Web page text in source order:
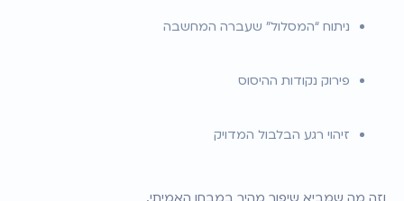
ניתוח “המסלול” שעברה המחשבה
פירוק נקודות ההיסוס
זיהוי רגע הבלבול המדויק